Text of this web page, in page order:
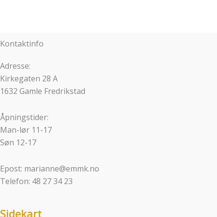
Kontaktinfo
Adresse:
Kirkegaten 28 A
1632 Gamle Fredrikstad
Åpningstider:
Man-lør 11-17
Søn 12-17
Epost: marianne@emmk.no
Telefon: 48 27 34 23
Sidekart